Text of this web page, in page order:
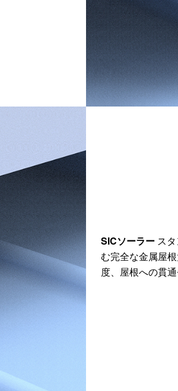
SICソーラー ス
む完全な金属屋
度、屋根への貫